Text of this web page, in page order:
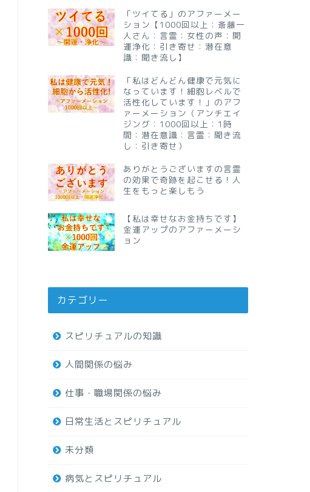
「ツイてる」のアファーメー
ション【1000回以上：斎藤一
人さん：言霊：女性の声：開
運浄化：引き寄せ：潜在意
識：聞き流し】
「私はどんどん健康で元気に
なっています！細胞レベルで
活性化しています！」のアフ
ァーメーション（アンチエイ
ジング：1000回以上：1時
間：潜在意識：言霊：聞き流
し：引き寄せ）
ありがとうございますの言霊
の効果で奇跡を起こせる！人
生をもっと楽しもう
【私は幸せなお金持ちです】
金運アップのアファーメーシ
ョン
カテゴリー
スピリチュアルの知識
人間関係の悩み
仕事・職場関係の悩み
日常生活とスピリチュアル
未分類
病気とスピリチュアル